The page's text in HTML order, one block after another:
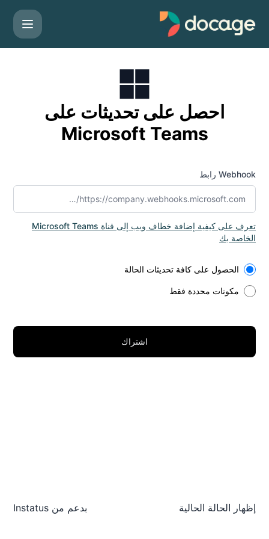
احصل على تحديثات على
Microsoft Teams
Webhook رابط
تعرف على كيفية إضافة خطاف ويب إلى قناة Microsoft Teams
الخاصة بك
Select the components you want to receive updates for
الحصول على كافة تحديثات الحالة
مكونات محددة فقط
اشتراك
إظهار الحالة الحالية بدعم من